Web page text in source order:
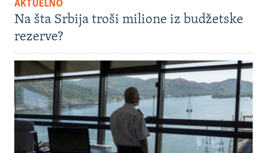
AKTUELNO
Na šta Srbija troši milione iz budžetske
rezerve?